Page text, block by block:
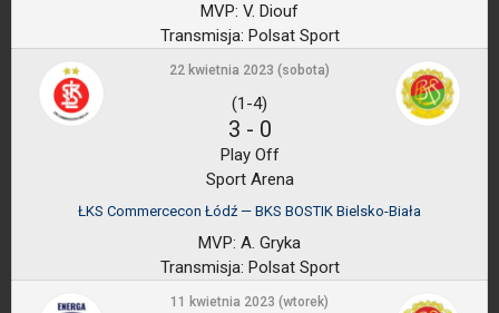
MVP: V. Diouf
Transmisja: Polsat Sport
22 kwietnia 2023 (sobota)
(1-4)
3 - 0
Play Off
Sport Arena
ŁKS Commercecon Łódź — BKS BOSTIK Bielsko-Biała
MVP: A. Gryka
Transmisja: Polsat Sport
11 kwietnia 2023 (wtorek)